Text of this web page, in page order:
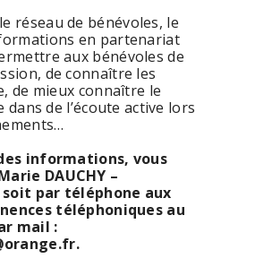
réseau de bénévoles, le
en partenariat
aux bénévoles de
de connaître les
de mieux connaître le
dans de l’écoute active lors
informations, vous
DAUCHY –
soit par téléphone aux
téléphoniques au
mail :